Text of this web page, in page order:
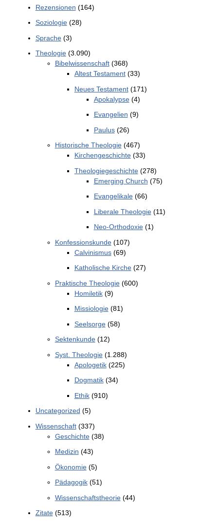
Rezensionen (164)
Soziologie(28)
Sprache(3)
Theologie(3.090)
Bibelwissenschaft(368)
Altest Testament(33)
Neues Testament(171)
Apokalypse(4)
Evangelien (9)
Paulus(26)
Historische Theologie(467)
Kirchengeschichte(33)
Theologiegeschichte(278)
Emerging Church (75)
Evangelikale(66)
Liberale Theologie(11)
Neo-Orthodoxie(1)
Konfessionskunde(107)
Calvinismus(69)
Katholische Kirche(27)
Praktische Theologie(600)
Homiletik(9)
Missiologie(81)
Seelsorge(58)
Sektenkunde(12)
Syst. Theologie(1.288)
Apologetik(225)
Dogmatik(34)
Ethik(910)
Uncategorized (5)
Wissenschaft(337)
Geschichte(38)
Medizin (43)
Ökonomie(5)
Pädagogik(51)
Wissenschaftstheorie(44)
Zitate(513)